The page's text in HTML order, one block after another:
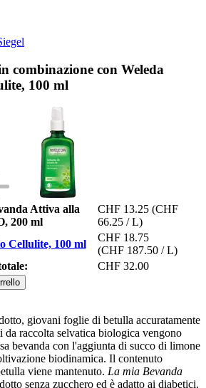
combinazione con Weleda
100 ml
Attiva alla
200 ml
CHF 13.25 (CHF
66.25 / L)
Cellulite, 100 ml
CHF 18.75
(CHF 187.50 / L)
CHF 32.00
giovani foglie di betulla accuratamente
da raccolta selvatica biologica vengono
bevanda con l'aggiunta di succo di limone
biodinamica. Il contenuto
viene mantenuto. La mia Bevanda
senza zucchero ed è adatto ai diabetici.